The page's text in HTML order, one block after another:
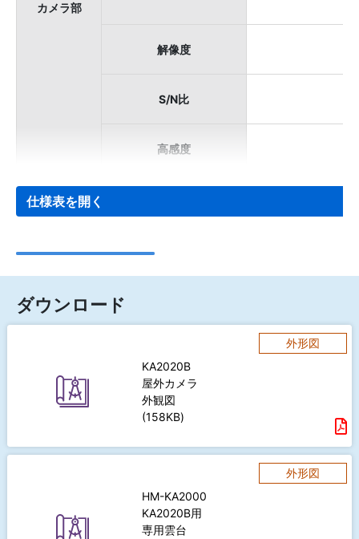
カメラ部
解像度
S/N比
高感度
仕様表を開く
ダウンロード
外形図
KA2020B
屋外カメラ
外観図
(158KB)
外形図
HM-KA2000
KA2020B用
専用雲台